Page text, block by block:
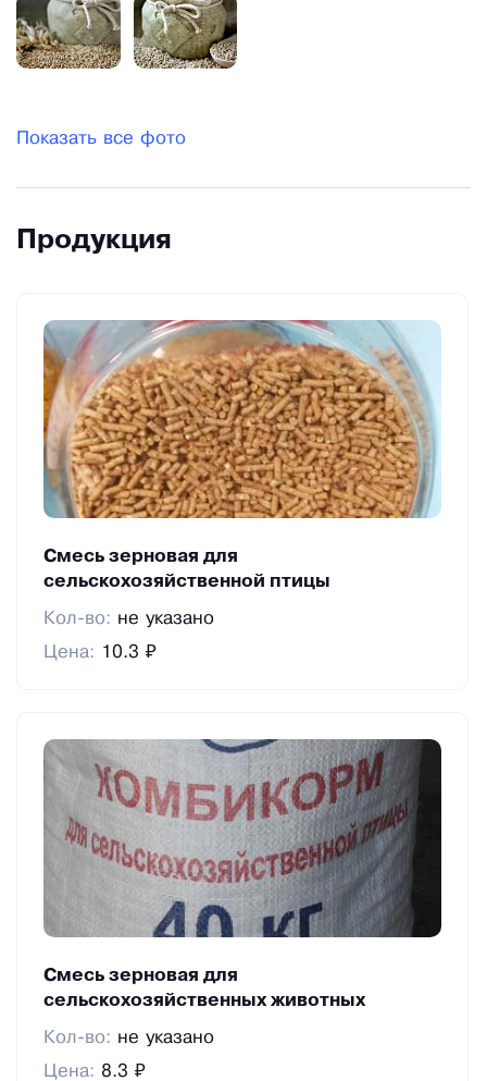
Показать все фото
Продукция
Смесь зерновая для
сельскохозяйственной птицы
Кол-во: не указано
Цена: 10.3 ₽
Смесь зерновая для
сельскохозяйственных животных
Кол-во: не указано
Цена: 8.3 ₽